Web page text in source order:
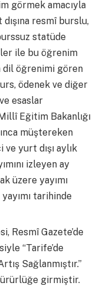
görmek amacıyla
resmî burslu,
statüde
ile bu öğrenim
dil öğrenimi gören
ödenek ve diğer
esaslar
Eğitim Bakanlığı
müştereken
yurt dışı aylık
izleyen ay
üzere yayımı
tarihinde
Resmî Gazete’de
“Tarife’de
Sağlanmıştır.”
girmiştir.